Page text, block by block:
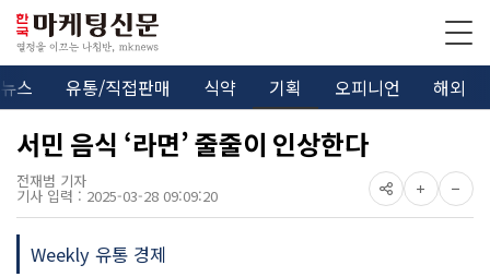
뉴스 유통/직접판매 식약 기획 오피니언 해외
서민 음식 ‘라면’ 줄줄이 인상한다
전재범 기자
기사 입력 : 2025-03-28 09:09:20
Weekly 유통 경제